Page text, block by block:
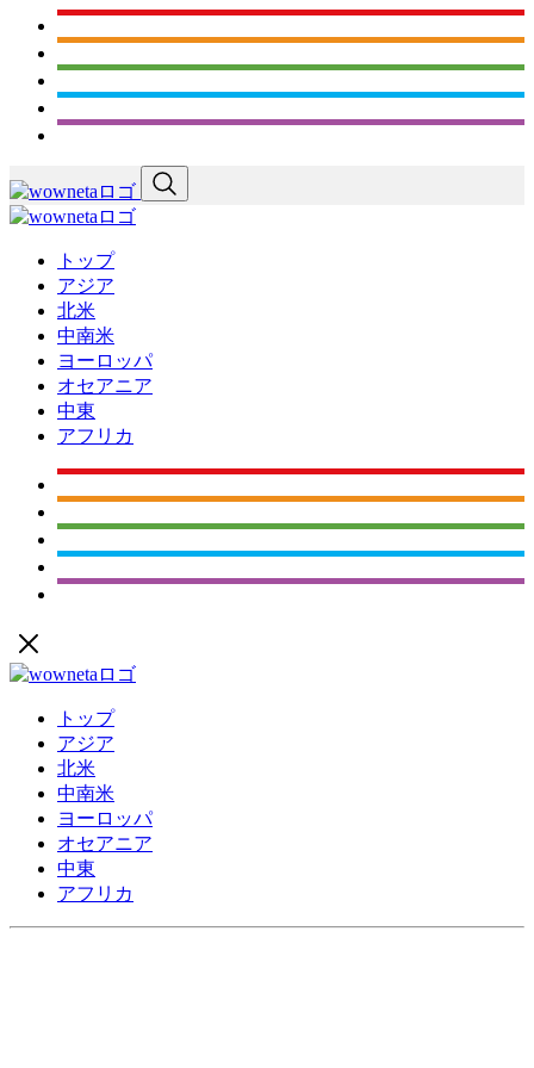
トップ
アジア
北米
中南米
ヨーロッパ
オセアニア
中東
アフリカ
トップ
アジア
北米
中南米
ヨーロッパ
オセアニア
中東
アフリカ